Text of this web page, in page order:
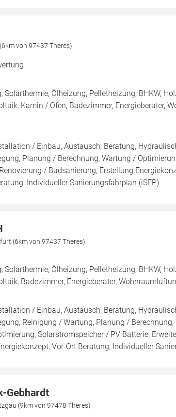
von 97437 Theres)
Solarthermie, Ölheizung, Pelletheizung, BHKW,
Kamin / Ofen, Badezimmer, Energieberater,
/ Einbau, Austausch, Beratung,
Planung / Berechnung, Wartung /
/ Badsanierung, Erstellung
Individueller Sanierungsfahrplan (iSFP)
(6km von 97437 Theres)
Solarthermie, Ölheizung, Pelletheizung, BHKW,
Badezimmer, Energieberater,
/ Einbau, Austausch, Beratung,
Reinigung / Wartung, Planung /
Solarstromspeicher / PV Batterie,
Vor-Ort Beratung, Individueller
Gebhardt
(9km von 97478 Theres)